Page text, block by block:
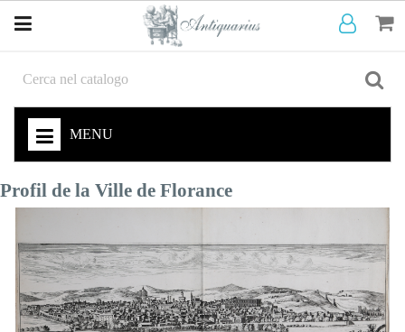
MENU
Profil de la Ville de Florance